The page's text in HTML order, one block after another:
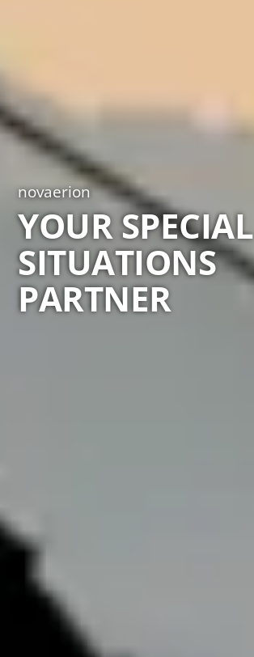
novaerion
YOUR SPECIAL
SITUATIONS
PARTNER